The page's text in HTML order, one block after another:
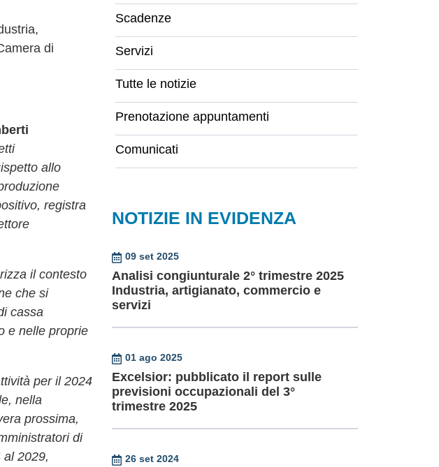
di
allo
registra
il contesto
che si
cassa
e nelle proprie
per il 2024
nella
prossima,
di
2029,
Scadenze
Servizi
Tutte le notizie
Prenotazione appuntamenti
Comunicati
NOTIZIE IN EVIDENZA
09 set 2025
Analisi congiunturale 2° trimestre 2025
Industria, artigianato, commercio e
servizi
01 ago 2025
Excelsior: pubblicato il report sulle
previsioni occupazionali del 3°
trimestre 2025
26 set 2024